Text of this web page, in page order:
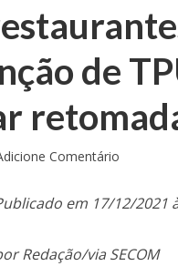
de
Comentário
em 17/12/2021
Redação/via SECOM